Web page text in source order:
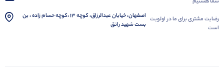
رضایت مشتری برای ما در اولویت
است
اصفهان، خیابان عبدالرزاق، کوچه 13 ،کوچه حسام زاده ، بن
بست شهید راتق